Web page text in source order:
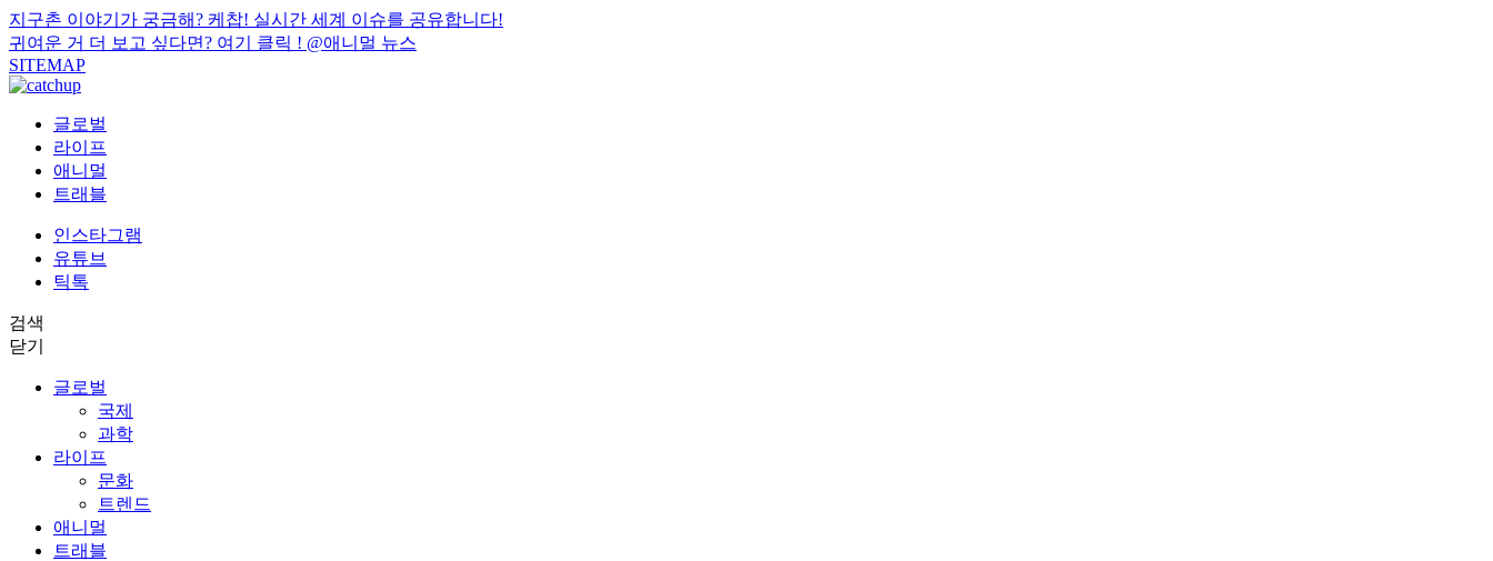
지구촌 이야기가 궁금해? 케찹! 실시간 세계 이슈를 공유합니다!
귀여운 거 더 보고 싶다면? 여기 클릭 ! @애니멀 뉴스
SITEMAP
글로벌
라이프
애니멀
트래블
인스타그램
유튜브
틱톡
검색
닫기
글로벌
국제
과학
라이프
문화
트렌드
애니멀
트래블